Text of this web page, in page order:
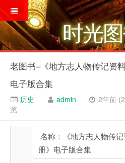
时光
老图书–《地方志人物传记资
电子版合集
历史 admin 2年前
览
名称：《地方志人物传
册》电子版合集